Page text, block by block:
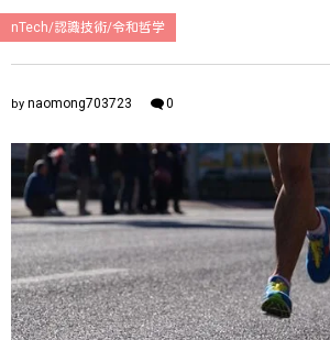
nTech/認識技術/令和哲学
by naomong703723 0